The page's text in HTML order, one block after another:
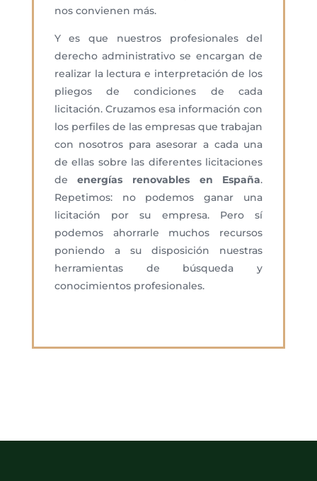
nos convienen más.
Y es que nuestros profesionales del
derecho administrativo se encargan de
realizar la lectura e interpretación de los
pliegos de condiciones de cada
licitación. Cruzamos esa información con
los perfiles de las empresas que trabajan
con nosotros para asesorar a cada una
de ellas sobre las diferentes licitaciones
deenergías renovables en España.
Repetimos: no podemos ganar una
licitación por su empresa. Pero sí
podemos ahorrarle muchos recursos
poniendo a su disposición nuestras
herramientas de búsqueda y
conocimientos profesionales.